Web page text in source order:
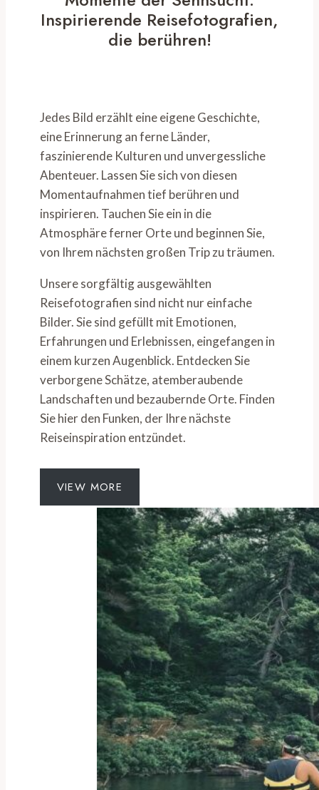
Inspirierende Reisefotografien,
die berühren!​
Jedes Bild erzählt eine eigene Geschichte,
eine Erinnerung an ferne Länder,
faszinierende Kulturen und unvergessliche
Abenteuer. Lassen Sie sich von diesen
Momentaufnahmen tief berühren und
inspirieren. Tauchen Sie ein in die
Atmosphäre ferner Orte und beginnen Sie,
von Ihrem nächsten großen Trip zu träumen.
Unsere sorgfältig ausgewählten
Reisefotografien sind nicht nur einfache
Bilder. Sie sind gefüllt mit Emotionen,
Erfahrungen und Erlebnissen, eingefangen in
einem kurzen Augenblick. Entdecken Sie
verborgene Schätze, atemberaubende
Landschaften und bezaubernde Orte. Finden
Sie hier den Funken, der Ihre nächste
Reiseinspiration entzündet.
VIEW MORE